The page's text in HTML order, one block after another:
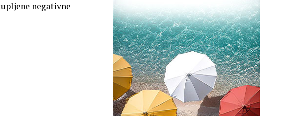
negativne